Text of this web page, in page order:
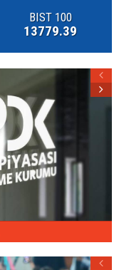
BIST 100
13779.39